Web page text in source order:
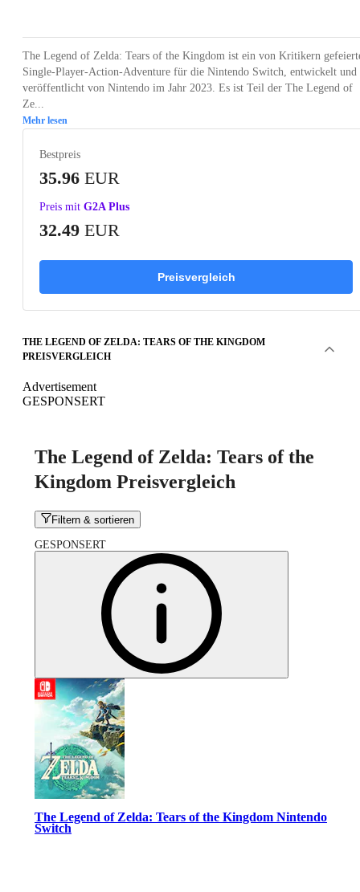
The Legend of Zelda: Tears of the Kingdom ist ein von Kritikern
Single-Player-Action-Adventure für die Nintendo Switch, entwickelt und
veröffentlicht von Nintendo im Jahr 2023. Es ist Teil der The Legend of
Ze...
Mehr lesen
Bestpreis
35.96 EUR
Preis mit G2A Plus
32.49 EUR
Preisvergleich
THE LEGEND OF ZELDA: TEARS OF THE KINGDOM
PREISVERGLEICH
Advertisement
GESPONSERT
The Legend of Zelda: Tears of the
Kingdom Preisvergleich
Filtern & sortieren
GESPONSERT
The Legend of Zelda: Tears of the Kingdom Nintendo
Switch